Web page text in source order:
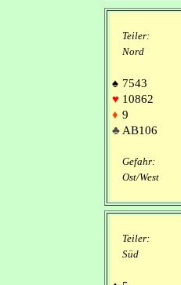
Teiler:
Nord
♠ 7543
♥ 10862
♦ 9
♣ AB106
Gefahr:
Ost/West
Teiler:
Süd